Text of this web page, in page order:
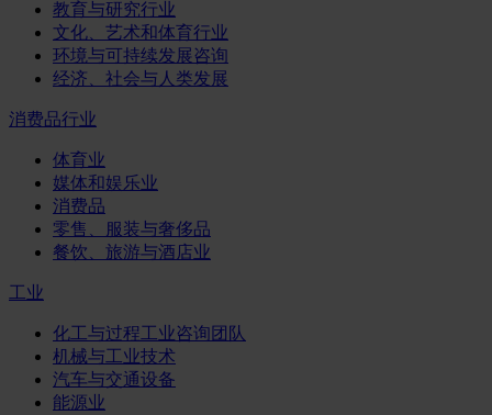
教育与研究行业
文化、艺术和体育行业
环境与可持续发展咨询
经济、社会与人类发展
消费品行业
体育业
媒体和娱乐业
消费品
零售、服装与奢侈品
餐饮、旅游与酒店业
工业
化工与过程工业咨询团队
机械与工业技术
汽车与交通设备
能源业